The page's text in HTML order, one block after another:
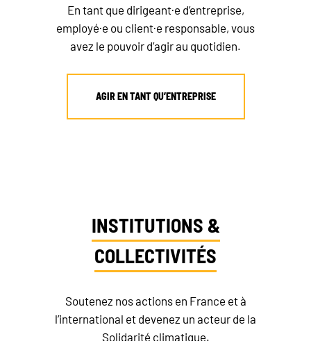
En tant que dirigeant·e d’entreprise,
employé·e ou client·e responsable, vous
avez le pouvoir d’agir au quotidien.
AGIR EN TANT QU’ENTREPRISE
INSTITUTIONS &
COLLECTIVITÉS
Soutenez nos actions en France et à
l’international et devenez un acteur de la
Solidarité climatique.